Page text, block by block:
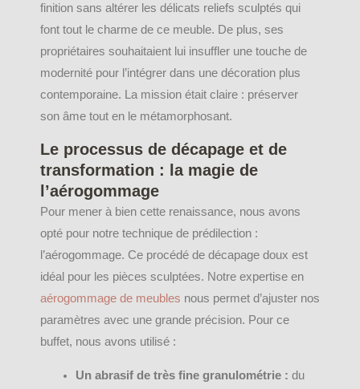
finition sans altérer les délicats reliefs sculptés qui
font tout le charme de ce meuble. De plus, ses
propriétaires souhaitaient lui insuffler une touche de
modernité pour l’intégrer dans une décoration plus
contemporaine. La mission était claire : préserver
son âme tout en le métamorphosant.
Le processus de décapage et de
transformation : la magie de
l’aérogommage
Pour mener à bien cette renaissance, nous avons
opté pour notre technique de prédilection :
l’aérogommage. Ce procédé de décapage doux est
idéal pour les pièces sculptées. Notre expertise en
aérogommage de meubles nous permet d’ajuster nos
paramètres avec une grande précision. Pour ce
buffet, nous avons utilisé :
Un abrasif de très fine granulométrie : du